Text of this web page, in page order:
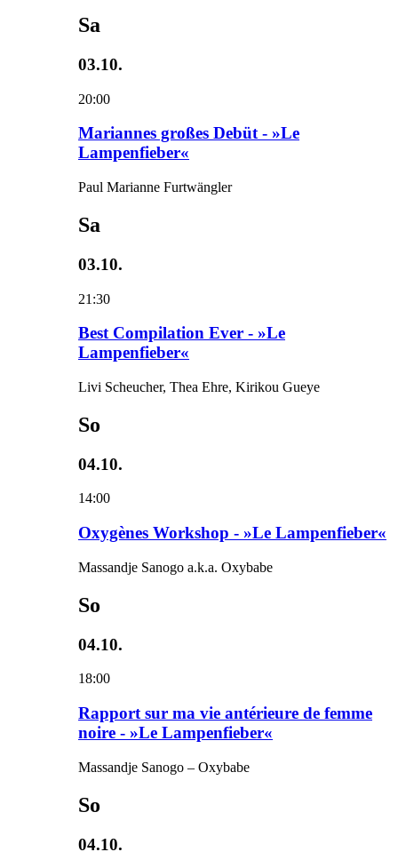
Sa
03.10.
20:00
Mariannes großes Debüt - »Le
Lampenfieber«
Paul Marianne Furtwängler
Sa
03.10.
21:30
Best Compilation Ever - »Le
Lampenfieber«
Livi Scheucher, Thea Ehre, Kirikou Gueye
So
04.10.
14:00
Oxygènes Workshop - »Le Lampenfieber«
Massandje Sanogo a.k.a. Oxybabe
So
04.10.
18:00
Rapport sur ma vie antérieure de femme
noire - »Le Lampenfieber«
Massandje Sanogo – Oxybabe
So
04.10.